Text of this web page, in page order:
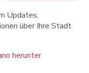
Updates,
über Ihre Stadt
herunter